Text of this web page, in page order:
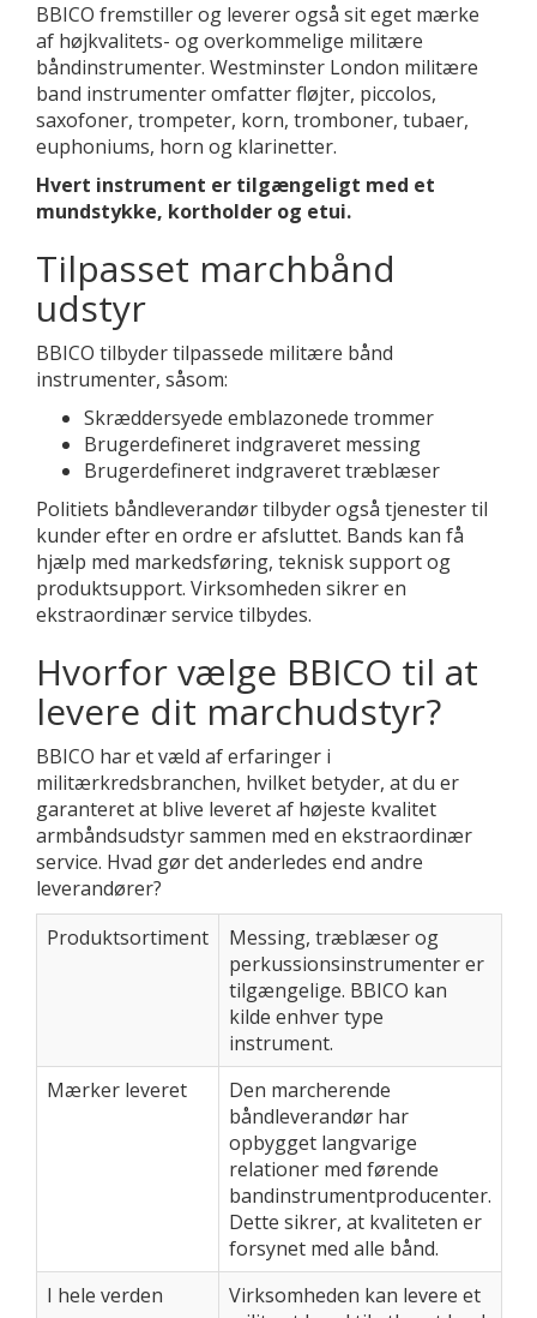
BBICO fremstiller og leverer også sit eget mærke
af højkvalitets- og overkommelige militære
båndinstrumenter. Westminster London militære
band instrumenter omfatter fløjter, piccolos,
saxofoner, trompeter, korn, tromboner, tubaer,
euphoniums, horn og klarinetter.
Hvert instrument er tilgængeligt med et
mundstykke, kortholder og etui.
Tilpasset marchbånd
udstyr
BBICO tilbyder tilpassede militære bånd
instrumenter, såsom:
Skræddersyede emblazonede trommer
Brugerdefineret indgraveret messing
Brugerdefineret indgraveret træblæser
Politiets båndleverandør tilbyder også tjenester til
kunder efter en ordre er afsluttet. Bands kan få
hjælp med markedsføring, teknisk support og
produktsupport. Virksomheden sikrer en
ekstraordinær service tilbydes.
Hvorfor vælge BBICO til at
levere dit marchudstyr?
BBICO har et væld af erfaringer i
militærkredsbranchen, hvilket betyder, at du er
garanteret at blive leveret af højeste kvalitet
armbåndsudstyr sammen med en ekstraordinær
service. Hvad gør det anderledes end andre
leverandører?
Produktsortiment
Messing, træblæser og
perkussionsinstrumenter er
tilgængelige. BBICO kan
kilde enhver type
instrument.
Mærker leveret
Den marcherende
båndleverandør har
opbygget langvarige
relationer med førende
bandinstrumentproducenter.
Dette sikrer, at kvaliteten er
forsynet med alle bånd.
I hele verden
Virksomheden kan levere et